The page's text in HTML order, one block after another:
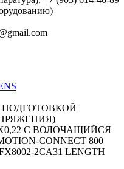
C ВОЛОЧАЩИЙСЯ
CONNECT 800
2CA31 LENGTH